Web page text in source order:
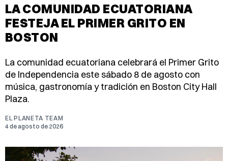
LA COMUNIDAD ECUATORIANA
FESTEJA EL PRIMER GRITO EN
BOSTON
La comunidad ecuatoriana celebrará el Primer Grito
de Independencia este sábado 8 de agosto con
música, gastronomía y tradición en Boston City Hall
Plaza.
EL PLANETA TEAM
4 de agosto de 2026